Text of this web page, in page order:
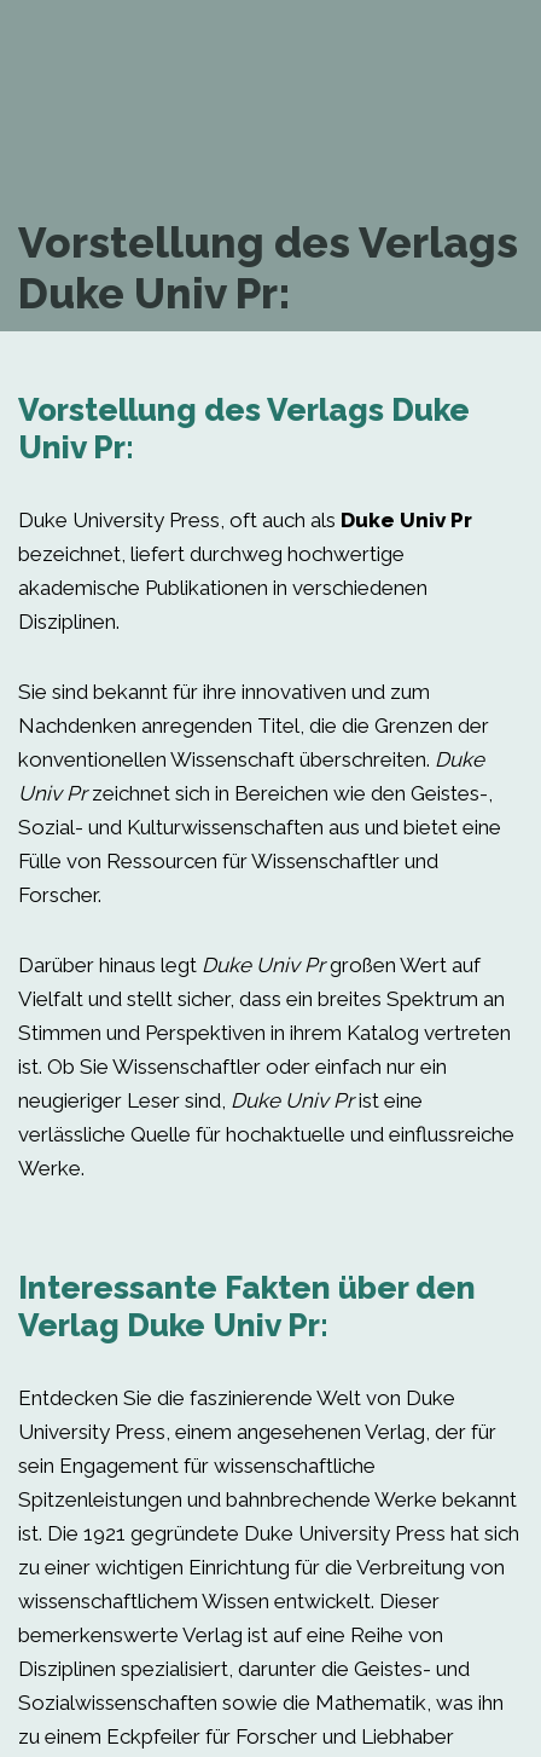
Vorstellung des Verlags
Duke Univ Pr:
Vorstellung des Verlags Duke
Univ Pr:
Duke University Press, oft auch als Duke Univ Pr
bezeichnet, liefert durchweg hochwertige
akademische Publikationen in verschiedenen
Disziplinen.
Sie sind bekannt für ihre innovativen und zum
Nachdenken anregenden Titel, die die Grenzen der
konventionellen Wissenschaft überschreiten. Duke
Univ Przeichnet sich in Bereichen wie den Geistes-,
Sozial- und Kulturwissenschaften aus und bietet eine
Fülle von Ressourcen für Wissenschaftler und
Forscher.
Darüber hinaus legt Duke Univ Prgroßen Wert auf
Vielfalt und stellt sicher, dass ein breites Spektrum an
Stimmen und Perspektiven in ihrem Katalog vertreten
ist. Ob Sie Wissenschaftler oder einfach nur ein
neugieriger Leser sind, Duke Univ Prist eine
verlässliche Quelle für hochaktuelle und einflussreiche
Werke.
Interessante Fakten über den
Verlag Duke Univ Pr:
Entdecken Sie die faszinierende Welt von Duke
University Press, einem angesehenen Verlag, der für
sein Engagement für wissenschaftliche
Spitzenleistungen und bahnbrechende Werke bekannt
ist. Die 1921 gegründete Duke University Press hat sich
zu einer wichtigen Einrichtung für die Verbreitung von
wissenschaftlichem Wissen entwickelt. Dieser
bemerkenswerte Verlag ist auf eine Reihe von
Disziplinen spezialisiert, darunter die Geistes- und
Sozialwissenschaften sowie die Mathematik, was ihn
zu einem Eckpfeiler für Forscher und Liebhaber